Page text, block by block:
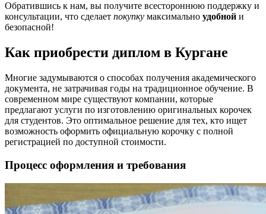
Обратившись к нам, вы получите всестороннюю поддержку и
консультации, что сделает покупку максимально удобной и
безопасной!
Как приобрести диплом в Кургане
Многие задумываются о способах получения академического
документа, не затрачивая годы на традиционное обучение. В
современном мире существуют компании, которые
предлагают услуги по изготовлению оригинальных корочек
для студентов. Это оптимальное решение для тех, кто ищет
возможность оформить официальную корочку с полной
регистрацией по доступной стоимости.
Процесс оформления и требования